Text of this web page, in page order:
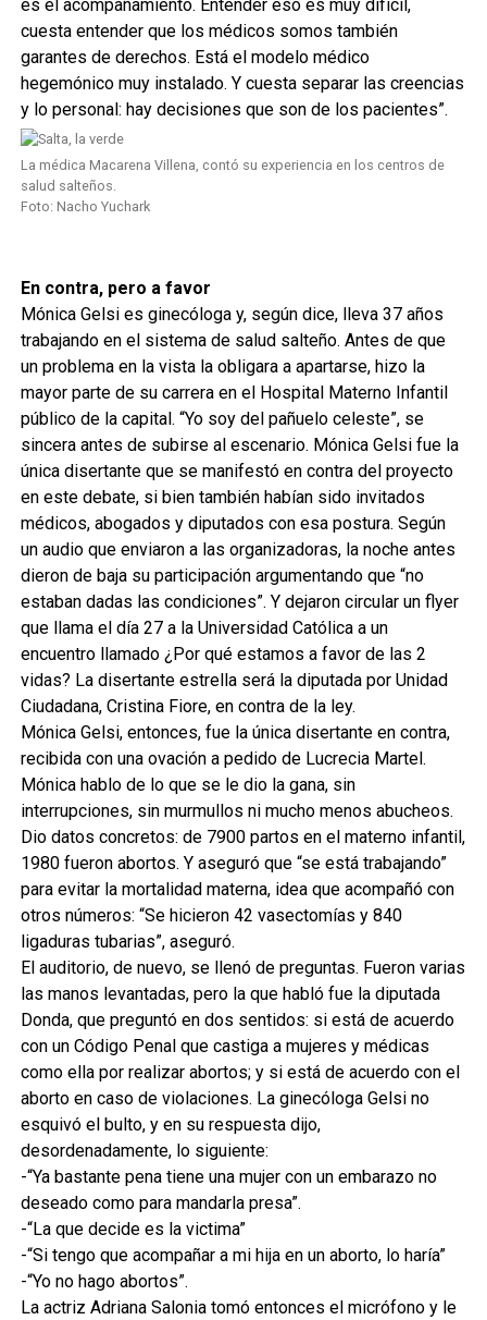
es el acompañamiento. Entender eso es muy difícil,
cuesta entender que los médicos somos también
garantes de derechos. Está el modelo médico
hegemónico muy instalado. Y cuesta separar las creencias
y lo personal: hay decisiones que son de los pacientes”.
La médica Macarena Villena, contó su experiencia en los centros de
salud salteños.
Foto: Nacho Yuchark
En contra, pero a favor
Mónica Gelsi es ginecóloga y, según dice, lleva 37 años
trabajando en el sistema de salud salteño. Antes de que
un problema en la vista la obligara a apartarse, hizo la
mayor parte de su carrera en el Hospital Materno Infantil
público de la capital. “Yo soy del pañuelo celeste”, se
sincera antes de subirse al escenario. Mónica Gelsi fue la
única disertante que se manifestó en contra del proyecto
en este debate, si bien también habían sido invitados
médicos, abogados y diputados con esa postura. Según
un audio que enviaron a las organizadoras, la noche antes
dieron de baja su participación argumentando que “no
estaban dadas las condiciones”. Y dejaron circular un flyer
que llama el día 27 a la Universidad Católica a un
encuentro llamado ¿Por qué estamos a favor de las 2
vidas? La disertante estrella será la diputada por Unidad
Ciudadana, Cristina Fiore, en contra de la ley.
Mónica Gelsi, entonces, fue la única disertante en contra,
recibida con una ovación a pedido de Lucrecia Martel.
Mónica hablo de lo que se le dio la gana, sin
interrupciones, sin murmullos ni mucho menos abucheos.
Dio datos concretos: de 7900 partos en el materno infantil,
1980 fueron abortos. Y aseguró que “se está trabajando”
para evitar la mortalidad materna, idea que acompañó con
otros números: “Se hicieron 42 vasectomías y 840
ligaduras tubarias”, aseguró.
El auditorio, de nuevo, se llenó de preguntas. Fueron varias
las manos levantadas, pero la que habló fue la diputada
Donda, que preguntó en dos sentidos: si está de acuerdo
con un Código Penal que castiga a mujeres y médicas
como ella por realizar abortos; y si está de acuerdo con el
aborto en caso de violaciones. La ginecóloga Gelsi no
esquivó el bulto, y en su respuesta dijo,
desordenadamente, lo siguiente:
-“Ya bastante pena tiene una mujer con un embarazo no
deseado como para mandarla presa”.
-“La que decide es la victima”
-“Si tengo que acompañar a mi hija en un aborto, lo haría”
-“Yo no hago abortos”.
La actriz Adriana Salonia tomó entonces el micrófono y le